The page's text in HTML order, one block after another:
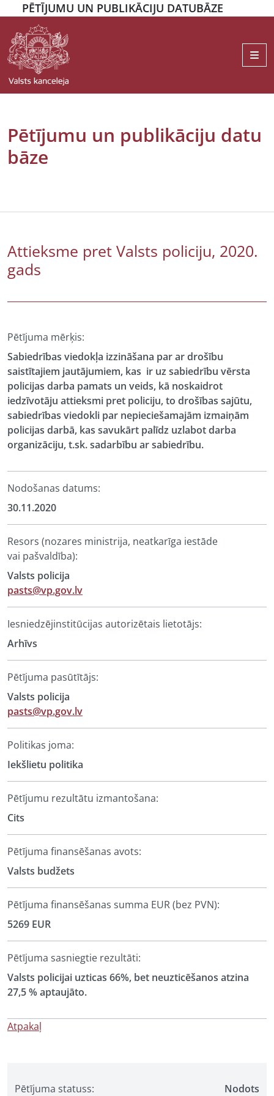
PĒTĪJUMU UN PUBLIKĀCIJU DATUBĀZE
Pētījumu un publikāciju datu
bāze
Pētījuma statuss: Nodots
Attieksme pret Valsts policiju, 2020.
gads
Pētījuma mērķis:
Sabiedrības viedokļa izzināšana par ar drošību
saistītajiem jautājumiem, kas ir uz sabiedrību vērsta
policijas darba pamats un veids, kā noskaidrot
iedzīvotāju attieksmi pret policiju, to drošības sajūtu,
sabiedrības viedokli par nepieciešamajām izmaiņām
policijas darbā, kas savukārt palīdz uzlabot darba
organizāciju, t.sk. sadarbību ar sabiedrību.
Nodošanas datums:
30.11.2020
Resors (nozares ministrija, neatkarīga iestāde
vai pašvaldība):
Valsts policija
pasts@vp.gov.lv
Iesniedzējinstitūcijas autorizētais lietotājs:
Arhīvs
Pētījuma pasūtītājs:
Valsts policija
pasts@vp.gov.lv
Politikas joma:
Iekšlietu politika
Pētījumu rezultātu izmantošana:
Cits
Pētījuma finansēšanas avots:
Valsts budžets
Pētījuma finansēšanas summa EUR (bez PVN):
5269 EUR
Pētījuma sasniegtie rezultāti:
Valsts policijai uzticas 66%, bet neuzticēšanos atzina
27,5 % aptaujāto.
Atpakaļ